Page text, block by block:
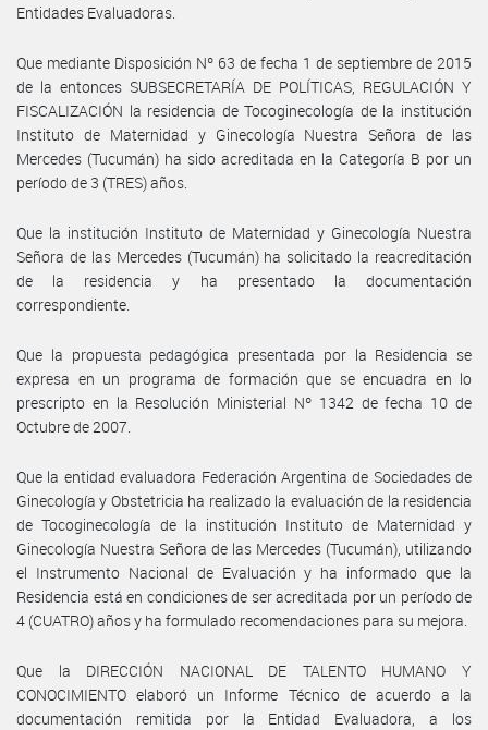
Entidades Evaluadoras.
Que mediante Disposición Nº 63 de fecha 1 de septiembre de 2015
de la entonces SUBSECRETARÍA DE POLÍTICAS, REGULACIÓN Y
FISCALIZACIÓN la residencia de Tocoginecología de la institución
Instituto de Maternidad y Ginecología Nuestra Señora de las
Mercedes (Tucumán) ha sido acreditada en la Categoría B por un
período de 3 (TRES) años.
Que la institución Instituto de Maternidad y Ginecología Nuestra
Señora de las Mercedes (Tucumán) ha solicitado la reacreditación
de la residencia y ha presentado la documentación
correspondiente.
Que la propuesta pedagógica presentada por la Residencia se
expresa en un programa de formación que se encuadra en lo
prescripto en la Resolución Ministerial Nº 1342 de fecha 10 de
Octubre de 2007.
Que la entidad evaluadora Federación Argentina de Sociedades de
Ginecología y Obstetricia ha realizado la evaluación de la residencia
de Tocoginecología de la institución Instituto de Maternidad y
Ginecología Nuestra Señora de las Mercedes (Tucumán), utilizando
el Instrumento Nacional de Evaluación y ha informado que la
Residencia está en condiciones de ser acreditada por un período de
4 (CUATRO) años y ha formulado recomendaciones para su mejora.
Que la DIRECCIÓN NACIONAL DE TALENTO HUMANO Y
CONOCIMIENTO elaboró un Informe Técnico de acuerdo a la
documentación remitida por la Entidad Evaluadora, a los